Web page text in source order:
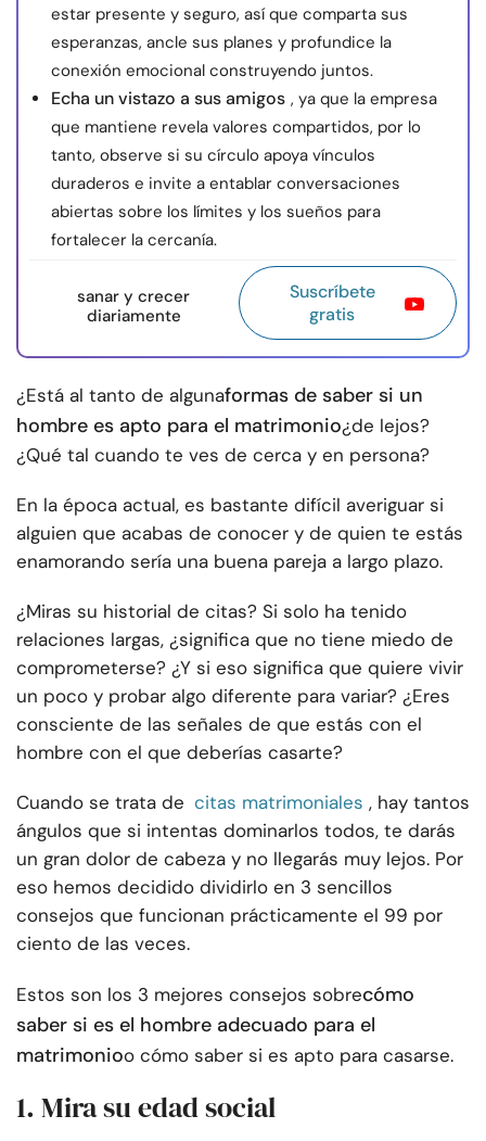
estar presente y seguro, así que comparta sus
esperanzas, ancle sus planes y profundice la
conexión emocional construyendo juntos.
Echa un vistazo a sus amigos , ya que la empresa
que mantiene revela valores compartidos, por lo
tanto, observe si su círculo apoya vínculos
duraderos e invite a entablar conversaciones
abiertas sobre los límites y los sueños para
fortalecer la cercanía.
sanar y crecer
diariamente
Suscríbete
gratis
¿Está al tanto de algunaformas de saber si un
hombre es apto para el matrimonio¿de lejos?
¿Qué tal cuando te ves de cerca y en persona?
En la época actual, es bastante difícil averiguar si
alguien que acabas de conocer y de quien te estás
enamorando sería una buena pareja a largo plazo.
¿Miras su historial de citas? Si solo ha tenido
relaciones largas, ¿significa que no tiene miedo de
comprometerse? ¿Y si eso significa que quiere vivir
un poco y probar algo diferente para variar? ¿Eres
consciente de las señales de que estás con el
hombre con el que deberías casarte?
Cuando se trata de citas matrimoniales , hay tantos
ángulos que si intentas dominarlos todos, te darás
un gran dolor de cabeza y no llegarás muy lejos. Por
eso hemos decidido dividirlo en 3 sencillos
consejos que funcionan prácticamente el 99 por
ciento de las veces.
Estos son los 3 mejores consejos sobrecómo
saber si es el hombre adecuado para el
matrimonioo cómo saber si es apto para casarse.
1. Mira su edad social